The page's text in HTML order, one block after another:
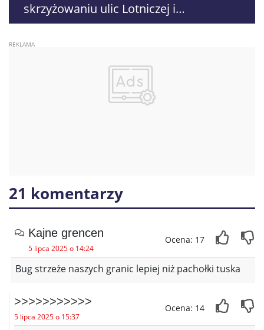
skrzyżowaniu ulic Lotniczej i
Elektrycznej
21 komentarzy
Kajne grencen
5 lipca 2025 o 14:24
Ocena: 17
Bug strzeże naszych granic lepiej niż pachołki tuska
>>>>>>>>>>>
5 lipca 2025 o 15:37
Ocena: 14